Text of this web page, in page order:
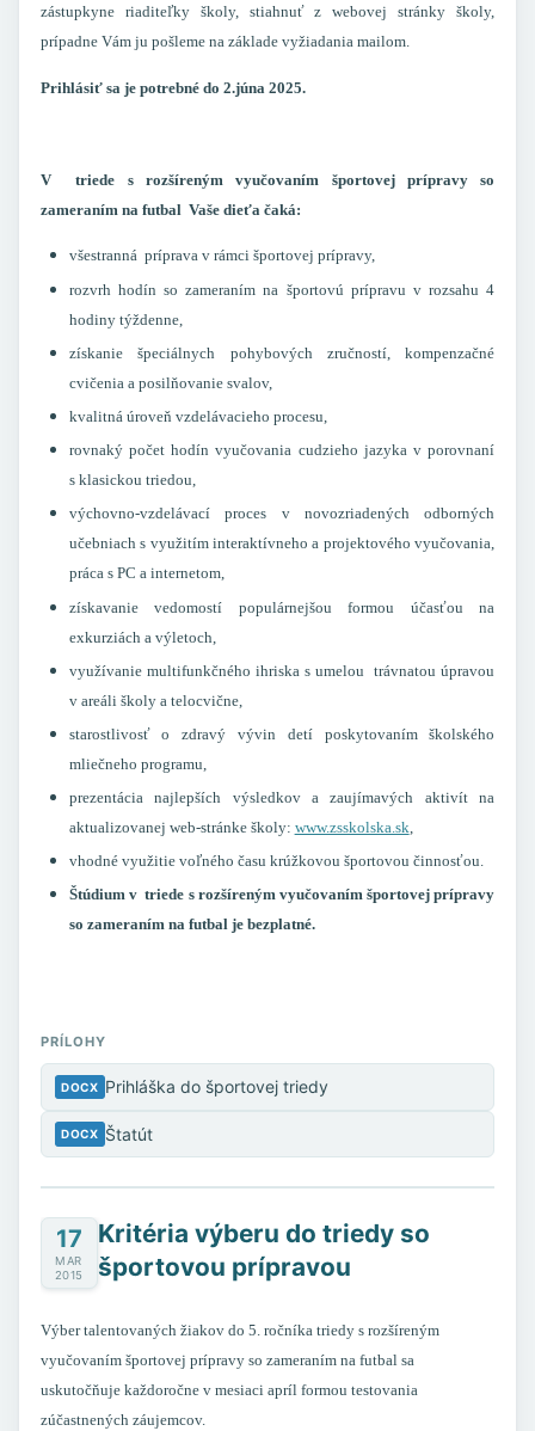
zástupkyne riaditeľky školy, stiahnuť z webovej stránky školy,
prípadne Vám ju pošleme na základe vyžiadania mailom.
Prihlásiť sa je potrebné do 2.júna 2025.
V triede s rozšíreným vyučovaním športovej prípravy so
zameraním na futbal Vaše dieťa čaká:
všestranná príprava v rámci športovej prípravy,
rozvrh hodín so zameraním na športovú prípravu v rozsahu 4
hodiny týždenne,
získanie špeciálnych pohybových zručností, kompenzačné
cvičenia a posilňovanie svalov,
kvalitná úroveň vzdelávacieho procesu,
rovnaký počet hodín vyučovania cudzieho jazyka v porovnaní
s klasickou triedou,
výchovno-vzdelávací proces v novozriadených odborných
učebniach s využitím interaktívneho a projektového vyučovania,
práca s PC a internetom,
získavanie vedomostí populárnejšou formou účasťou na
exkurziách a výletoch,
využívanie multifunkčného ihriska s umelou trávnatou úpravou
v areáli školy a telocvične,
starostlivosť o zdravý vývin detí poskytovaním školského
mliečneho programu,
prezentácia najlepších výsledkov a zaujímavých aktivít na
aktualizovanej web-stránke školy: www.zsskolska.sk,
vhodné využitie voľného času krúžkovou športovou činnosťou.
Štúdium v triede s rozšíreným vyučovaním športovej prípravy
so zameraním na futbal je bezplatné.
PRÍLOHY
DOCX Prihláška do športovej triedy
DOCX Štatút
17
MAR
2015
Kritéria výberu do triedy so
športovou prípravou
Výber talentovaných žiakov do 5. ročníka triedy s rozšíreným
vyučovaním športovej prípravy so zameraním na futbal sa
uskutočňuje každoročne v mesiaci apríl formou testovania
zúčastnených záujemcov.